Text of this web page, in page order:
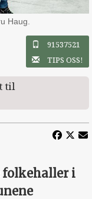
Haug.
91537521
TIPS OSS!
til
i